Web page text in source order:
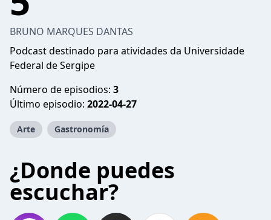
BRUNO MARQUES DANTAS
Podcast destinado para atividades da Universidade
Federal de Sergipe
Número de episodios: 3
Último episodio: 2022-04-27
Arte Gastronomía
¿Donde puedes
escuchar?